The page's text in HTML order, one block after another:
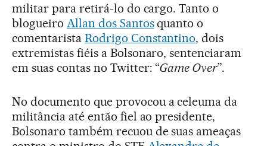
militar para retirá-lo do cargo. Tanto o
blogueiro Allan dos Santosquanto o
comentarista Rodrigo Constantino, dois
extremistas fiéis a Bolsonaro, sentenciaram
em suas contas no Twitter: “Game Over”.
No documento que provocou a celeuma da
militância até então fiel ao presidente,
Bolsonaro também recuou de suas ameaças